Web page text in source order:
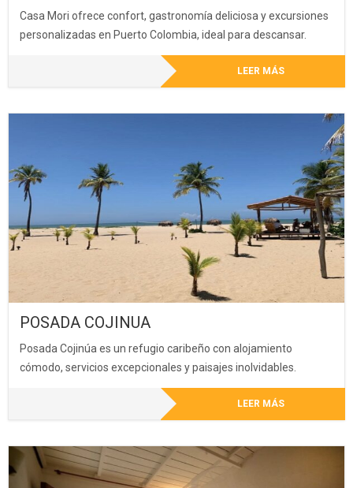
Casa Mori ofrece confort, gastronomía deliciosa y excursiones
personalizadas en Puerto Colombia, ideal para descansar.
LEER MÁS
POSADA COJINUA
Posada Cojinúa es un refugio caribeño con alojamiento
cómodo, servicios excepcionales y paisajes inolvidables.
LEER MÁS